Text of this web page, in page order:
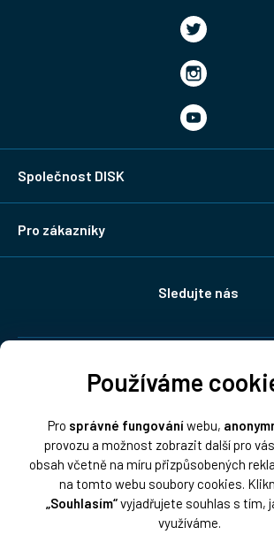
Používáme
Pro správné fungováníwebu,
provozu a možnost zobrazit další pro
obsah včetně na míru přizpůsobených
na tomto webu soubory cookies.
„Souhlasím“vyjadřujete souhlas s tím,
využíváme.
Společnost DISK
Pro zákazníky
Sledujte nás
Platba: